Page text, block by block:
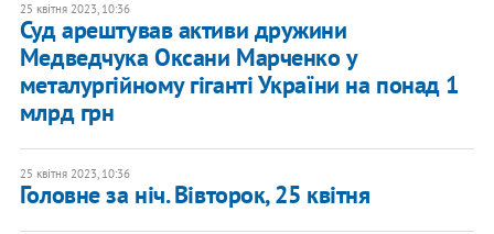
25 квітня 2023, 10:36
Суд арештував активи дружини
Медведчука Оксани Марченко у
металургійному гіганті України на понад 1
млрд грн
25 квітня 2023, 10:36
Головне за ніч. Вівторок, 25 квітня